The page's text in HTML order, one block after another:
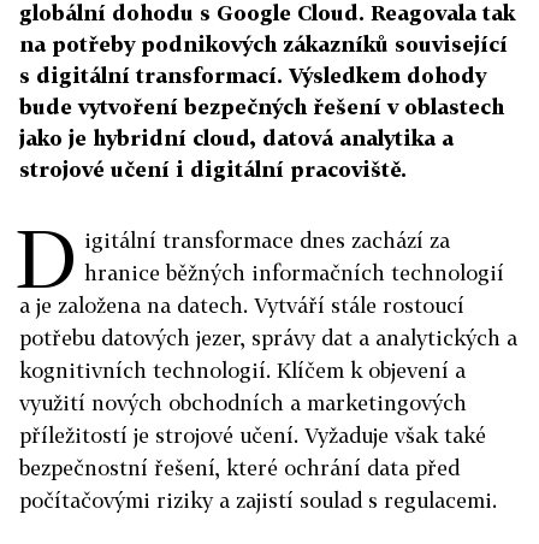
globální dohodu s Google Cloud. Reagovala tak
na potřeby podnikových zákazníků související
s digitální transformací. Výsledkem dohody
bude vytvoření bezpečných řešení v oblastech
jako je hybridní cloud, datová analytika a
strojové učení i digitální pracoviště.
D igitální transformace dnes zachází za
hranice běžných informačních technologií
a je založena na datech. Vytváří stále rostoucí
potřebu datových jezer, správy dat a analytických a
kognitivních technologií. Klíčem k objevení a
využití nových obchodních a marketingových
příležitostí je strojové učení. Vyžaduje však také
bezpečnostní řešení, které ochrání data před
počítačovými riziky a zajistí soulad s regulacemi.